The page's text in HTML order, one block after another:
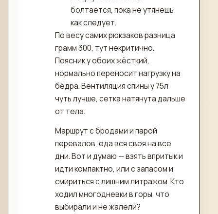
болтается, пока не утянешь
как следует.
По весу самих рюкзаков разница
грамм 300, тут некритично.
Поясник у обоих жёсткий,
нормально переносит нагрузку на
бёдра. Вентиляция спины у 75л
чуть лучше, сетка натянута дальше
от тела.
Маршрут с бродами и парой
перевалов, еда вся своя на все
дни. Вот и думаю — взять впритык и
идти компактно, или с запасом и
смириться с лишним литражом. Кто
ходил многодневки в горы, что
выбирали и не жалели?